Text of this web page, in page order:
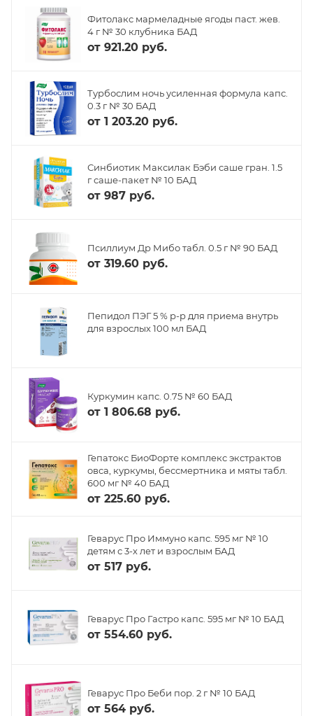
Фитолакс мармеладные ягоды паст. жев.
4 г № 30 клубника БАД
от 921.20 руб.
Турбослим ночь усиленная формула капс.
0.3 г № 30 БАД
от 1 203.20 руб.
Синбиотик Максилак Бэби саше гран. 1.5
г саше-пакет № 10 БАД
от 987 руб.
Псиллиум Др Мибо табл. 0.5 г № 90 БАД
от 319.60 руб.
Пепидол ПЭГ 5 % р-р для приема внутрь
для взрослых 100 мл БАД
Куркумин капс. 0.75 № 60 БАД
от 1 806.68 руб.
Гепатокс БиоФорте комплекс экстрактов
овса, куркумы, бессмертника и мяты табл.
600 мг № 40 БАД
от 225.60 руб.
Геварус Про Иммуно капс. 595 мг № 10
детям с 3-х лет и взрослым БАД
от 517 руб.
Геварус Про Гастро капс. 595 мг № 10 БАД
от 554.60 руб.
Геварус Про Беби пор. 2 г № 10 БАД
от 564 руб.